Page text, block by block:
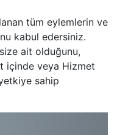
tüm eylemlerin ve
kabul edersiniz.
ait olduğunu,
içinde veya Hizmet
sahip